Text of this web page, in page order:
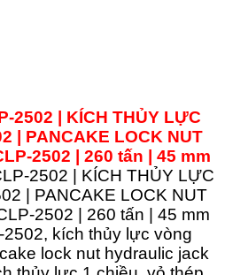
2502 | KÍCH THỦY LỰC
PANCAKE LOCK NUT
2502 | 260 tấn | 45 mm